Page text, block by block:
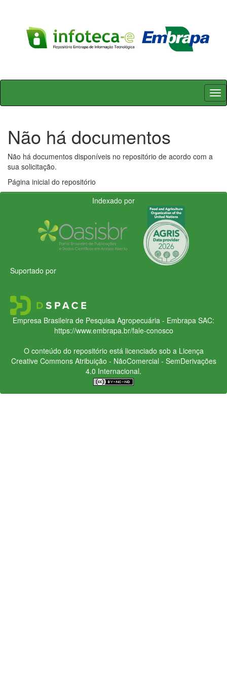
Skip
Não há documentos
Não há documentos disponíveis no repositório de acordo com a
sua solicitação.
Página inicial do repositório
Indexado por
Suportado por
Empresa Brasileira de Pesquisa Agropecuária - Embrapa SAC:
https://www.embrapa.br/fale-conosco
O conteúdo do repositório está licenciado sob a Licença
Creative CommonsAtribuição - NãoComercial - SemDerivações
4.0 Internacional.